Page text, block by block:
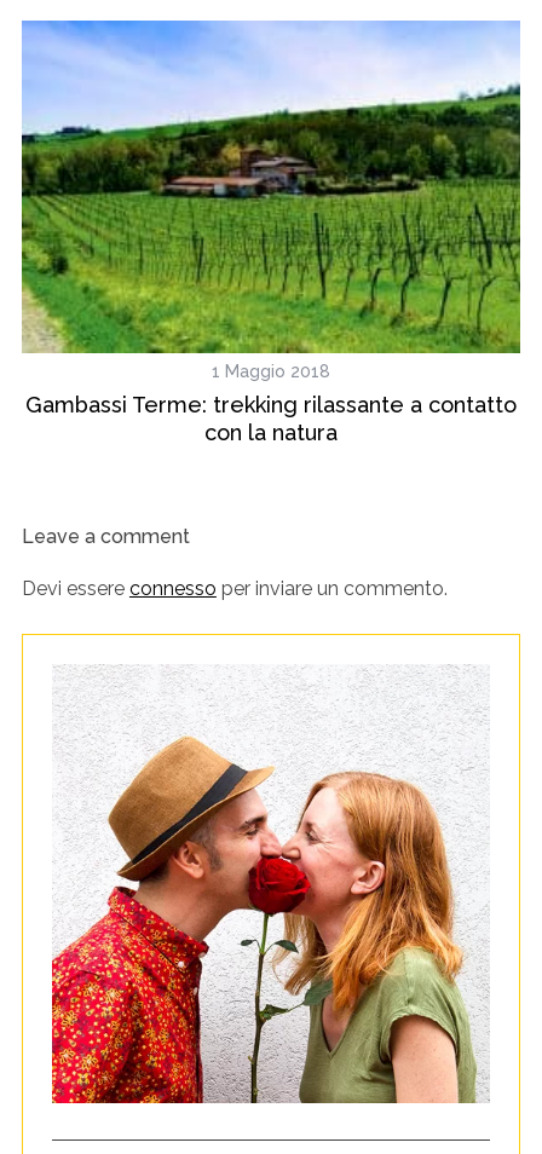
1 Maggio 2018
Gambassi Terme: trekking rilassante a contatto
con la natura
Leave a comment
Devi essere connesso per inviare un commento.